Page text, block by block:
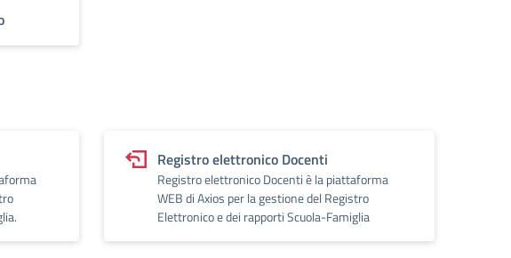
Registro elettronico Docenti
Registro elettronico Docenti è la piattaforma
WEB di Axios per la gestione del Registro
Elettronico e dei rapporti Scuola-Famiglia